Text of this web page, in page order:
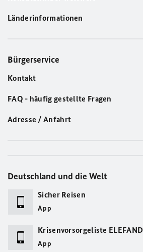
Länderinformationen
Bürgerservice
Kontakt
FAQ - häufig gestellte Fragen
Adresse / Anfahrt
Deutschland und die Welt
Sicher Reisen
App
Krisenvorsorgeliste ELEFAND
App